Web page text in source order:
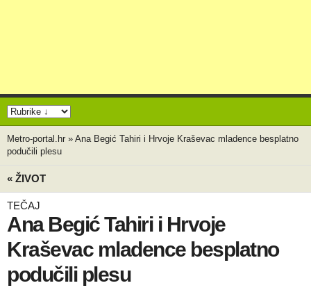
Metro-portal.hr » Ana Begić Tahiri i Hrvoje Kraševac mladence besplatno
podučili plesu
« ŽIVOT
TEČAJ
Ana Begić Tahiri i Hrvoje
Kraševac mladence besplatno
podučili plesu